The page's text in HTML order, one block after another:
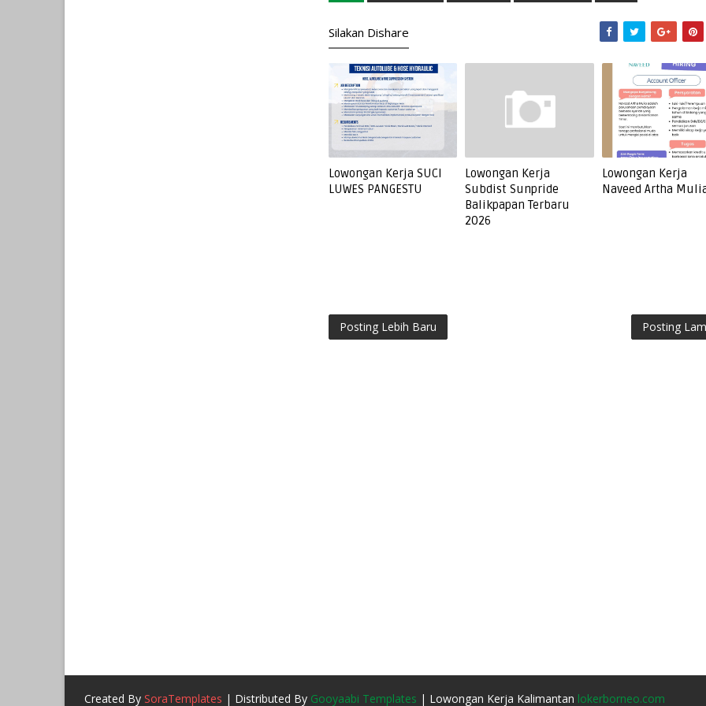
Silakan Dishare
Lowongan Kerja SUCI
LUWES PANGESTU
Lowongan Kerja
Subdist Sunpride
Balikpapan Terbaru
2026
Lowongan Kerja
Naveed Artha
Posting Lebih Baru Posting
Created By SoraTemplates | Distributed By Gooyaabi Templates | Lowongan Kerja Kalimantan lokerborneo.com